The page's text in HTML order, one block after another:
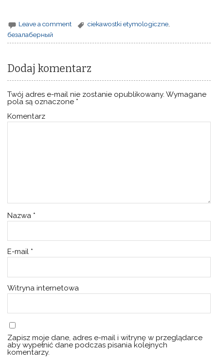
Leave a comment ciekawostki etymologiczne,
безалаберный
Dodaj komentarz
Twój adres e-mail nie zostanie opublikowany. Wymagane
pola są oznaczone *
Komentarz
Nazwa *
E-mail *
Witryna internetowa
Zapisz moje dane, adres e-mail i witrynę w przeglądarce
aby wypełnić dane podczas pisania kolejnych
komentarzy.